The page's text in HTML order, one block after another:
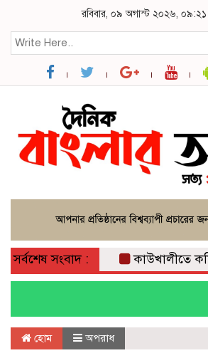
রবিবার, ০৯ অগাস্ট ২০২৬, ০৯:২১
সর্বশেষ সংবাদ : কাউখালীতে
হোম অপরাধ